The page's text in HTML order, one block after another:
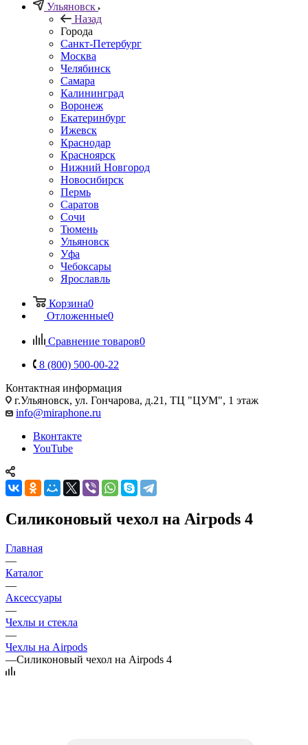
Ульяновск
Назад
Города
Санкт-Петербург
Москва
Челябинск
Самара
Калининград
Воронеж
Екатеринбург
Ижевск
Краснодар
Красноярск
Нижний Новгород
Новосибирск
Пермь
Саратов
Сочи
Тюмень
Ульяновск
Уфа
Чебоксары
Ярославль
Корзина0
Отложенные0
Сравнение товаров0
8 (800) 500-00-22
Контактная информация
г.Ульяновск, ул. Гончарова, д.21, ТЦ "ЦУМ", 1 этаж
info@miraphone.ru
Вконтакте
YouTube
Силиконовый чехол на Airpods 4
Главная
—
Каталог
—
Аксессуары
—
Чехлы и стекла
—
Чехлы на Airpods
—Силиконовый чехол на Airpods 4